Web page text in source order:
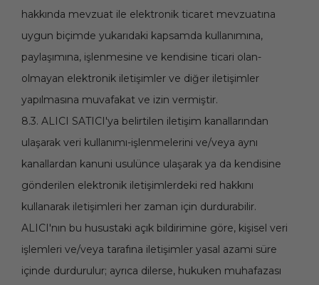
hakkında mevzuat ile elektronik ticaret mevzuatına
uygun biçimde yukarıdaki kapsamda kullanımına,
paylaşımına, işlenmesine ve kendisine ticari olan-
olmayan elektronik iletişimler ve diğer iletişimler
yapılmasına muvafakat ve izin vermiştir.
8.3. ALICI SATICI'ya belirtilen iletişim kanallarından
ulaşarak veri kullanımı-işlenmelerini ve/veya aynı
kanallardan kanuni usulünce ulaşarak ya da kendisine
gönderilen elektronik iletişimlerdeki red hakkını
kullanarak iletişimleri her zaman için durdurabilir.
ALICI'nın bu husustaki açık bildirimine göre, kişisel veri
işlemleri ve/veya tarafına iletişimler yasal azami süre
içinde durdurulur; ayrıca dilerse, hukuken muhafazası